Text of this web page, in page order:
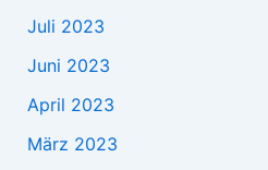
Juli 2023
Juni 2023
April 2023
März 2023